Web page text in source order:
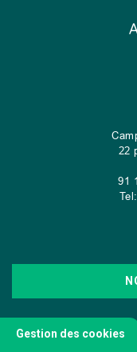
22
91
Gestion des cookies